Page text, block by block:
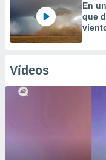
En
que
Vídeos